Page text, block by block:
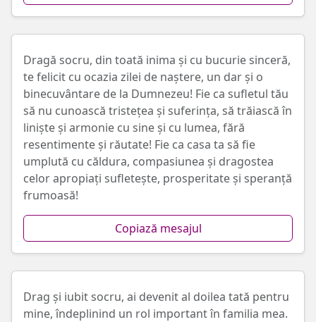
Dragă socru, din toată inima și cu bucurie sinceră,
te felicit cu ocazia zilei de naștere, un dar și o
binecuvântare de la Dumnezeu! Fie ca sufletul tău
să nu cunoască tristețea și suferința, să trăiască în
liniște și armonie cu sine și cu lumea, fără
resentimente și răutate! Fie ca casa ta să fie
umplută cu căldura, compasiunea și dragostea
celor apropiați sufletește, prosperitate și speranță
frumoasă!
Copiază mesajul
Drag și iubit socru, ai devenit al doilea tată pentru
mine, îndeplinind un rol important în familia mea.